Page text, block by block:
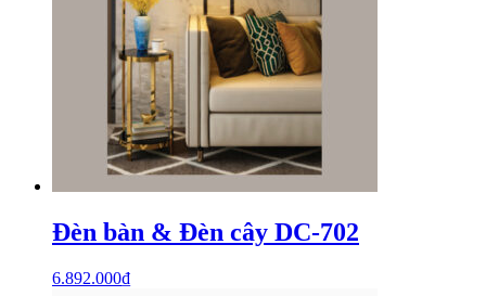
Đèn bàn & Đèn cây DC-702
6.892.000₫